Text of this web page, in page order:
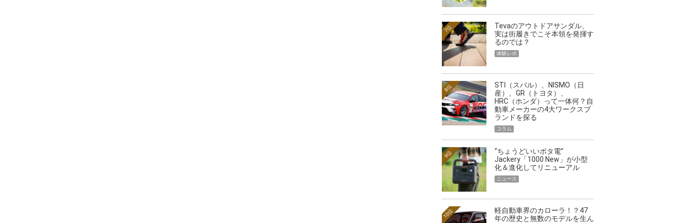
Tevaのアウトドアサンダル、
実は街履きでこそ本領を発揮す
るのでは？
7位
体験レポ
STI（スバル）、NISMO（日
産）、GR（トヨタ）、
HRC（ホンダ）って一体何？自
動車メーカーの4大ワークスブ
ランドを探る
8位
コラム
“ちょうどいいポタ電”
Jackery「1000 New」が小型
化＆進化してリニューアル
9位
ニュース
軽自動車界のカローラ！？47
年の歴史と無数のモデルを生ん
10位